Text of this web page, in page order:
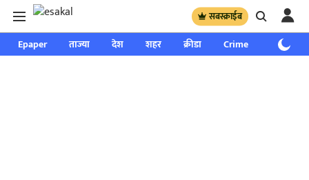
सबस्क्राईब
Epaper ताज्या देश शहर क्रीडा Crime साप्ताहिक